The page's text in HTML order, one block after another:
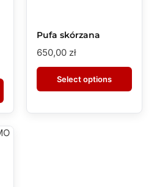
Pufa skórzana
650,00 zł
Select options